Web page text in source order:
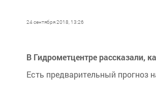
24 сентября 2018, 13:26
В Гидрометцентре рассказали,
Есть предварительный прогноз